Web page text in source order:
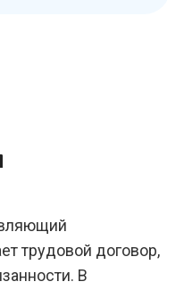
трудовой договор,
В